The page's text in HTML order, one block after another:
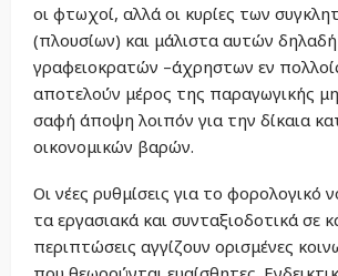
οι φτωχοί, αλλά οι κυρίες των
(πλουσίων) και μάλιστα αυτών
γραφειοκρατών –άχρηστων εν
αποτελούν μέρος της παραγωγικής
σαφή άποψη λοιπόν για την δίκαια
οικονομικών βαρών.
Οι νέες ρυθμίσεις για το φορολογικό
τα εργασιακά και συνταξιοδοτικά σε
περιπτώσεις αγγίζουν ορισμένες